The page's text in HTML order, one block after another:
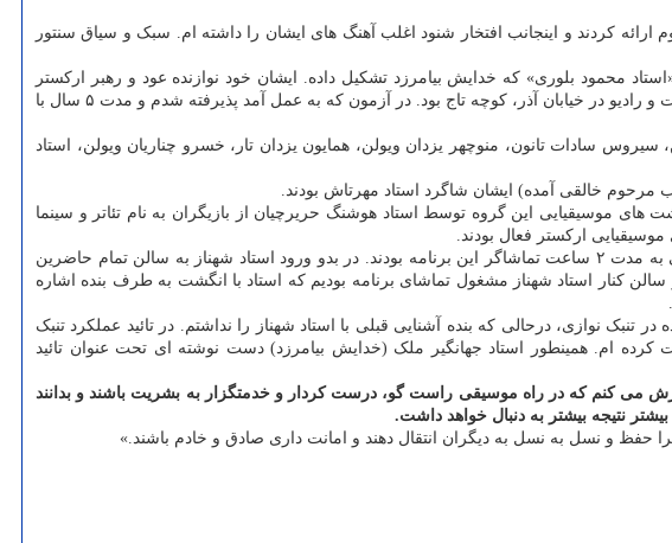
ارائه کردند و اینجانب افتخار شنود اغلب آهنگ های ایشان را داشته ام. سبک و سیاق سنتور
«استاد محمود بلوری» که خدایش بیامرزد تشکیل داده. ایشان خود نوازنده عود و رهبر ارکستر
بودند دوستم گفت؛ آقای بلوری از تنبک نوازی شما آگاهی یافته و خواسته که در آزمون ورودی ارکستر شرکت کنید. آن زمان انتشارات و رادیو در خیابان آذر، کوچه تاج بود. در آزمون که به عمل آمد پذیرفته شدم و مدت ۵ سال با
سادات تانون، منوچهر یزدان ویولن، همایون یزدان تار، خسرو چناریان ویولن، استاد
مرحوم خالقی آمده) ایشان شاگرد استاد مهرتاش بودند.
موسیقیایی این گروه توسط استاد هوشنگ حریرچیان از بازیگران به نام تئاتر و سینما
ارکستر فعال بودند.
از نمونه اجراهای این ارکستر می توان به کنسرت هتل عباسی اشاره نمود که در آن استاد جلیل شهناز به اتفاق آقای محمد بطلانی به مدت ۲ ساعت تماشاگر این برنامه بودند. در بدو ورود استاد شهناز به سالن تمام حاضرین
کنار استاد شهناز مشغول تماشای برنامه بودیم که استاد با انگشت به طرف بنده اشاره
طی شده در تنبک نوازی، درحالی که بنده آشنایی قبلی با استاد شهناز را نداشتم. در تائید عملکرد تنبک
ام. همینطور استاد جهانگیر ملک (خدایش بیامرزد) دست نوشته ای تحت عنوان تائید
می کنم که در راه موسیقی راست گو، درست کردار و خدمتگزار به بشریت باشند و بدانند
نتیجه بیشتر به دنبال خواهد داشت.
و نسل به نسل به دیگران انتقال دهند و امانت داری صادق و خادم باشند.»